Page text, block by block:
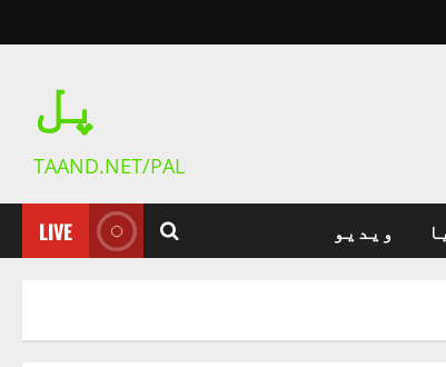
پل
TAAND.NET/PAL
ویدیو LIVE